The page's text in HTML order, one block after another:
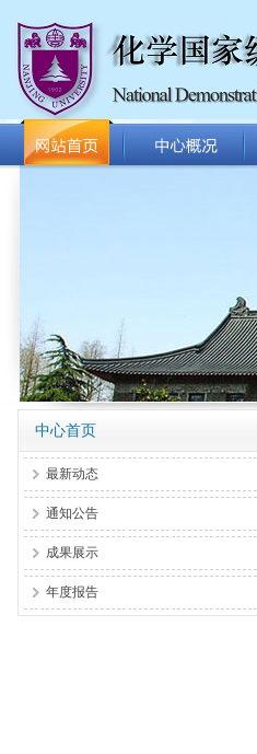
中心首页
最新动态
通知公告
成果展示
年度报告